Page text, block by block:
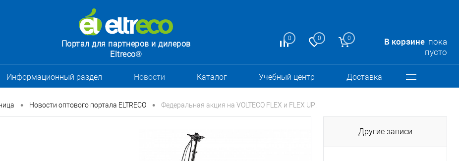
0 0 0 В корзине пока
пусто
Портал для партнеров и дилеров
Eltreco®
Информационный раздел Новости Каталог Учебный центр Доставка
• Новости оптового портала ELTRECO • Федеральная акция на VOLTECO FLEX и FLEX UP!
Другие записи